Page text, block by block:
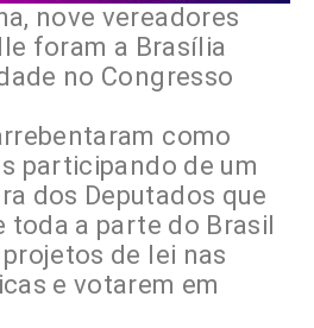
nove vereadores
foram a Brasília
no Congresso
como
participando de um
dos Deputados que
toda a parte do Brasil
de lei nas
e votarem em